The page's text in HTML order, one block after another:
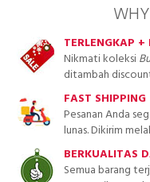
TERLENGKAP +
Nikmati koleksi
ditambah
FAST SHIPPING
Pesanan Anda
lunas. Dikirim
BERKUALITAS
Semua barang